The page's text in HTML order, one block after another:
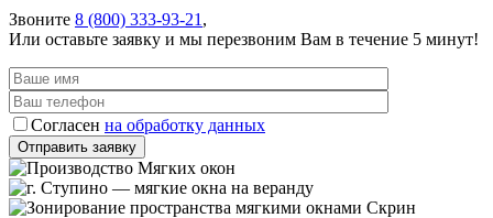
Звоните 8 (800) 333-93-21 ,
Или оставьте заявку и мы перезвоним Вам в течение 5 минут!
Согласен на обработку данных